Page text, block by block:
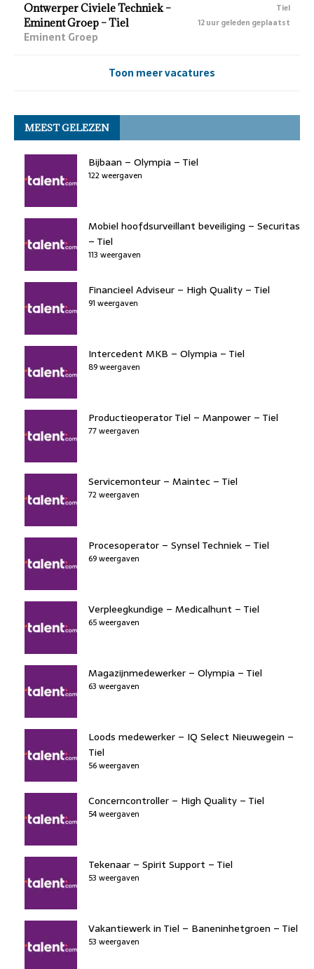
Ontwerper Civiele Techniek –
Eminent Groep – Tiel
Eminent Groep
Tiel
12 uur geleden geplaatst
Toon meer vacatures
MEEST GELEZEN
Bijbaan – Olympia – Tiel
122 weergaven
Mobiel hoofdsurveillant beveiliging – Securitas
– Tiel
113 weergaven
Financieel Adviseur – High Quality – Tiel
91 weergaven
Intercedent MKB – Olympia – Tiel
89 weergaven
Productieoperator Tiel – Manpower – Tiel
77 weergaven
Servicemonteur – Maintec – Tiel
72 weergaven
Procesoperator – Synsel Techniek – Tiel
69 weergaven
Verpleegkundige – Medicalhunt – Tiel
65 weergaven
Magazijnmedewerker – Olympia – Tiel
63 weergaven
Loods medewerker – IQ Select Nieuwegein –
Tiel
56 weergaven
Concerncontroller – High Quality – Tiel
54 weergaven
Tekenaar – Spirit Support – Tiel
53 weergaven
Vakantiewerk in Tiel – Baneninhetgroen – Tiel
53 weergaven